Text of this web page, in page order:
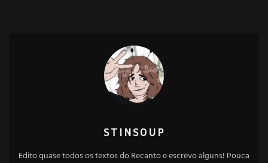
STINSOUP
Edito quase todos os textos do Recanto e escrevo alguns! Pouca